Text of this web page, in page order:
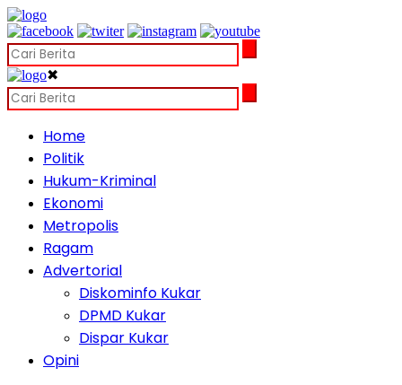
✖
Home
Politik
Hukum-Kriminal
Ekonomi
Metropolis
Ragam
Advertorial
Diskominfo Kukar
DPMD Kukar
Dispar Kukar
Opini